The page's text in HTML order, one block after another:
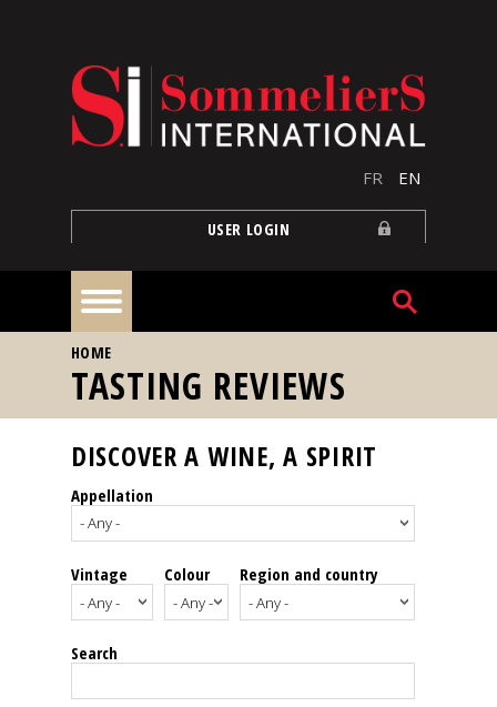
FR EN
USER LOGIN
Home
Our
events
Spirits
Tasting
reviews
YOU ARE HERE
HOME
TASTING REVIEWS
DISCOVER A WINE, A SPIRIT
Appellation
Vintage Colour Region and country
Search